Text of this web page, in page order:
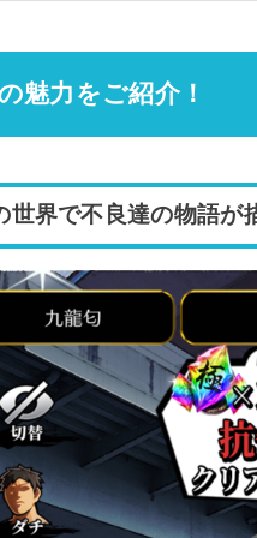
魅力をご紹介！
世界で不良達の物語が